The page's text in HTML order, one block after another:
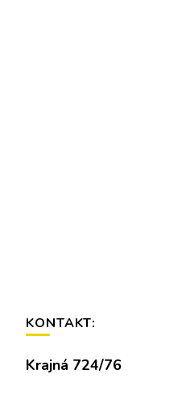
KONTAKT:
Krajná 724/76